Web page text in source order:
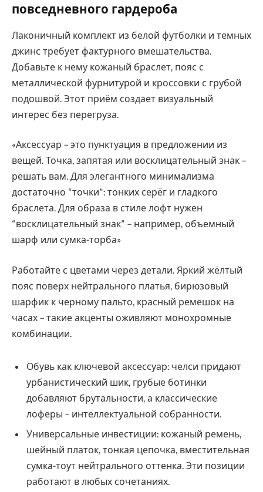
повседневного гардероба
Лаконичный комплект из белой футболки и темных
джинс требует фактурного вмешательства.
Добавьте к нему кожаный браслет, пояс с
металлической фурнитурой и кроссовки с грубой
подошвой. Этот приём создает визуальный
интерес без перегруза.
«Аксессуар – это пунктуация в предложении из
вещей. Точка, запятая или восклицательный знак –
решать вам. Для элегантного минимализма
достаточно “точки”: тонких серёг и гладкого
браслета. Для образа в стиле лофт нужен
“восклицательный знак” – например, объемный
шарф или сумка-торба»
Работайте с цветами через детали. Яркий жёлтый
пояс поверх нейтрального платья, бирюзовый
шарфик к черному пальто, красный ремешок на
часах – такие акценты оживляют монохромные
комбинации.
Обувь как ключевой аксессуар: челси придают
урбанистический шик, грубые ботинки
добавляют брутальности, а классические
лоферы – интеллектуальной собранности.
Универсальные инвестиции: кожаный ремень,
шейный платок, тонкая цепочка, вместительная
сумка-тоут нейтрального оттенка. Эти позиции
работают в любых сочетаниях.